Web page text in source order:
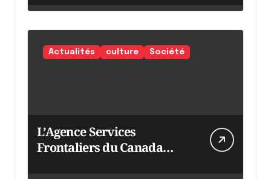
Actualités culture Société
L’Agence Services
Frontaliers du Canada